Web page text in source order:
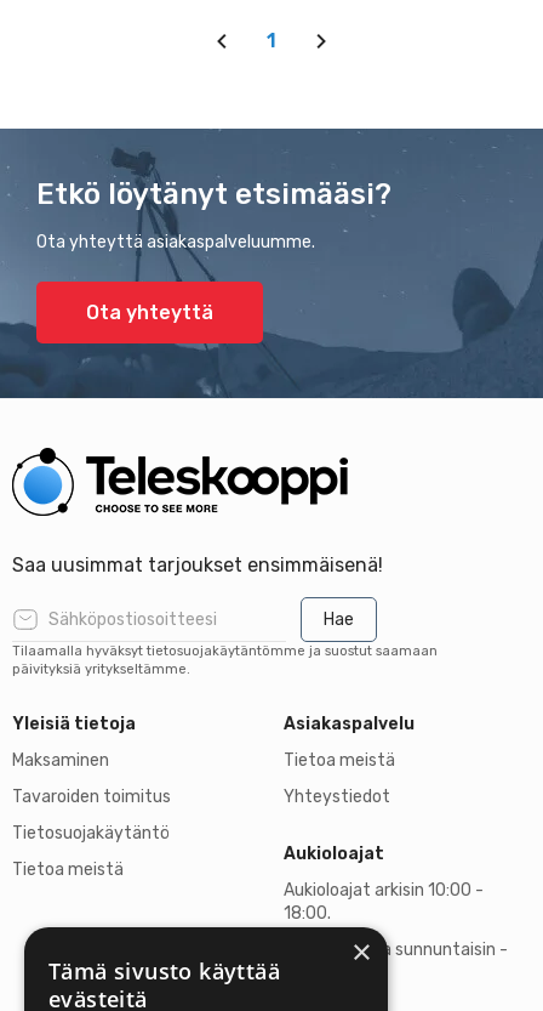
1
Etkö löytänyt etsimääsi?
Ota yhteyttä asiakaspalveluumme.
Ota yhteyttä
Saa uusimmat tarjoukset ensimmäisenä!
Hae
Tilaamalla hyväksyt tietosuojakäytäntömme ja suostut saamaan
päivityksiä yritykseltämme.
Yleisiä tietoja
Maksaminen
Tavaroiden toimitus
Tietosuojakäytäntö
Tietoa meistä
Asiakaspalvelu
Tietoa meistä
Yhteystiedot
Aukioloajat
Aukioloajat arkisin 10:00 -
18:00.
Lauantaisin ja sunnuntaisin -
×
Tämä sivusto käyttää
evästeitä